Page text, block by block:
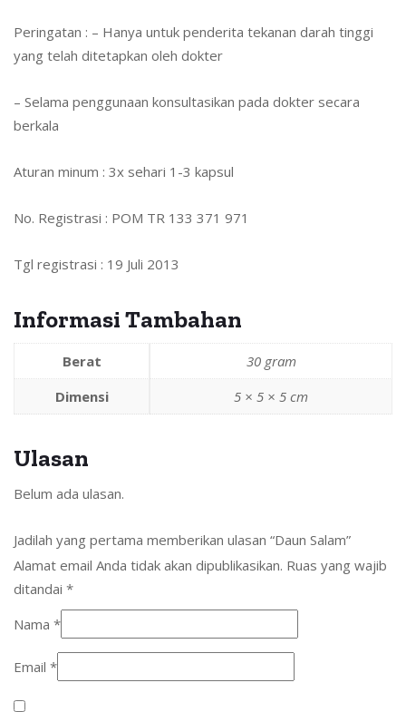
Peringatan : – Hanya untuk penderita tekanan darah tinggi
yang telah ditetapkan oleh dokter
– Selama penggunaan konsultasikan pada dokter secara
berkala
Aturan minum : 3x sehari 1-3 kapsul
No. Registrasi : POM TR 133 371 971
Tgl registrasi : 19 Juli 2013
Informasi Tambahan
Berat
30 gram
Dimensi
5 × 5 × 5 cm
Ulasan
Belum ada ulasan.
Jadilah yang pertama memberikan ulasan “Daun Salam”
Alamat email Anda tidak akan dipublikasikan. Ruas yang wajib
ditandai *
Nama *
Email *